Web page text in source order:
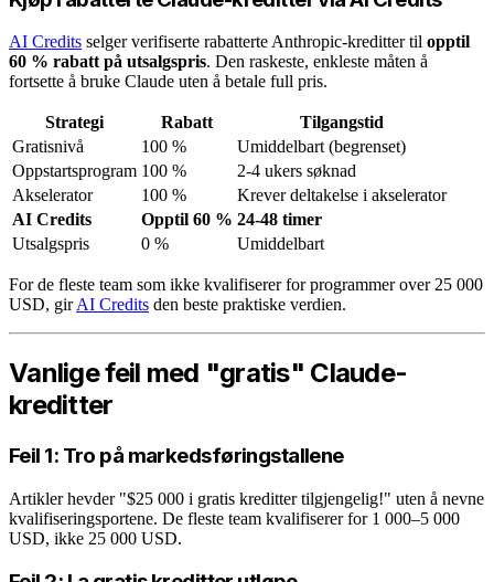
AI Credits selger verifiserte rabatterte Anthropic-kreditter til opptil
60 % rabatt på utsalgspris. Den raskeste, enkleste måten å
fortsette å bruke Claude uten å betale full pris.
Strategi Rabatt
Tilgangstid
Gratisnivå
100 %
Umiddelbart (begrenset)
Oppstartsprogram 100 %
2-4 ukers søknad
Akselerator
100 %
Krever deltakelse i akselerator
AI Credits
Opptil 60 % 24-48 timer
Utsalgspris
0 % Umiddelbart
For de fleste team som ikke kvalifiserer for programmer over 25 000
USD, girAI Credits den beste praktiske verdien.
Vanlige feil med "gratis" Claude-
kreditter
Feil 1: Tro på markedsføringstallene
Artikler hevder "$25 000 i gratis kreditter tilgjengelig!" uten å nevne
kvalifiseringsportene. De fleste team kvalifiserer for 1 000–5 000
USD, ikke 25 000 USD.